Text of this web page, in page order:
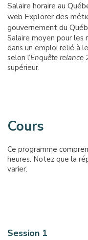
Salaire horaire au
web Explorer des
gouvernement du
Salaire moyen pour
dans un emploi relié à
selon l’Enquête relance
supérieur.
Cours
Ce programme
heures. Notez que la
varier.
Session 1